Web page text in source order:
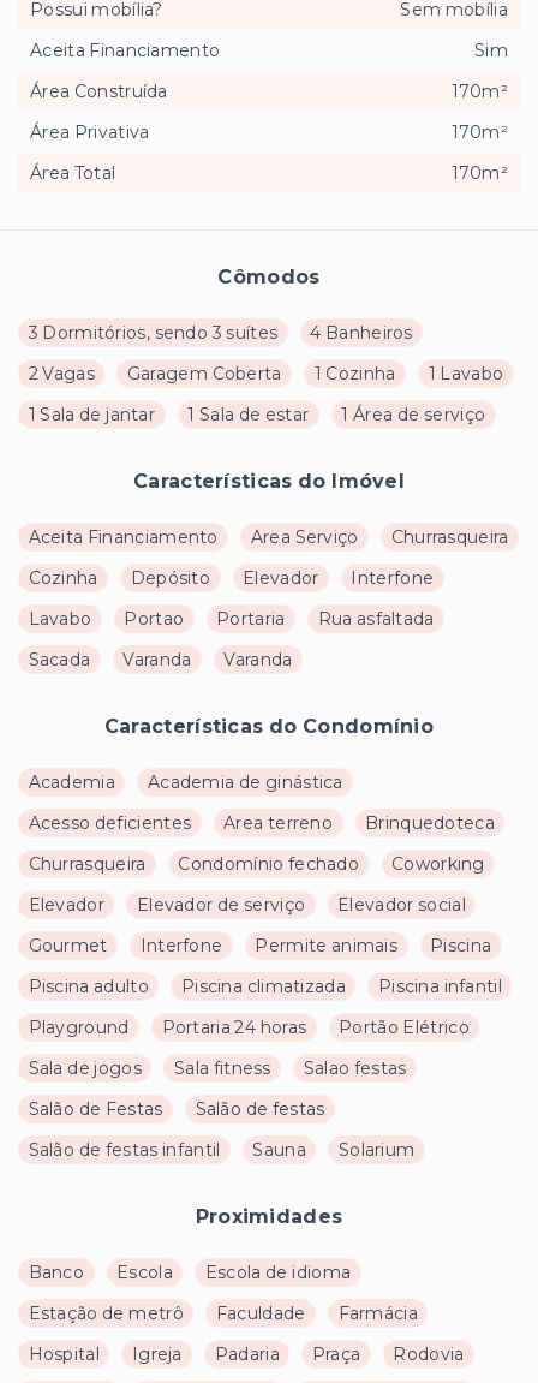
Cômodos
3 Dormitórios, sendo 3 suítes
4 Banheiros
2 Vagas
Garagem Coberta 1 Cozinha
1 Lavabo
1 Sala de jantar
1 Sala de estar 1 Área de serviço
Características do Imóvel
Aceita Financiamento Area Serviço
Churrasqueira
Cozinha
Depósito Elevador
Interfone
Lavabo
Portao Portaria
Rua asfaltada
Sacada
Varanda Varanda
Características do Condomínio
Academia
Academia de ginástica
Acesso deficientes
Area terreno
Brinquedoteca
Churrasqueira
Condomínio fechado
Coworking
Elevador
Elevador de serviço
Elevador social
Gourmet
Interfone Permite animais
Piscina
Piscina adulto
Piscina climatizada
Piscina infantil
Playground
Portaria 24 horas
Portão Elétrico
Sala de jogos
Sala fitness
Salao festas
Salão de Festas
Salão de festas
Salão de festas infantil
Sauna Solarium
Proximidades
Banco Escola
Escola de idioma
Estação de metrô
Faculdade
Farmácia
Hospital
Igreja Padaria Praça
Rodovia
Possui mobília?
Sem mobília
Aceita Financiamento
Sim
Área Construída
170m²
Área Privativa
170m²
Área Total
170m²